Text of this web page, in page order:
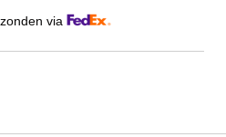
via